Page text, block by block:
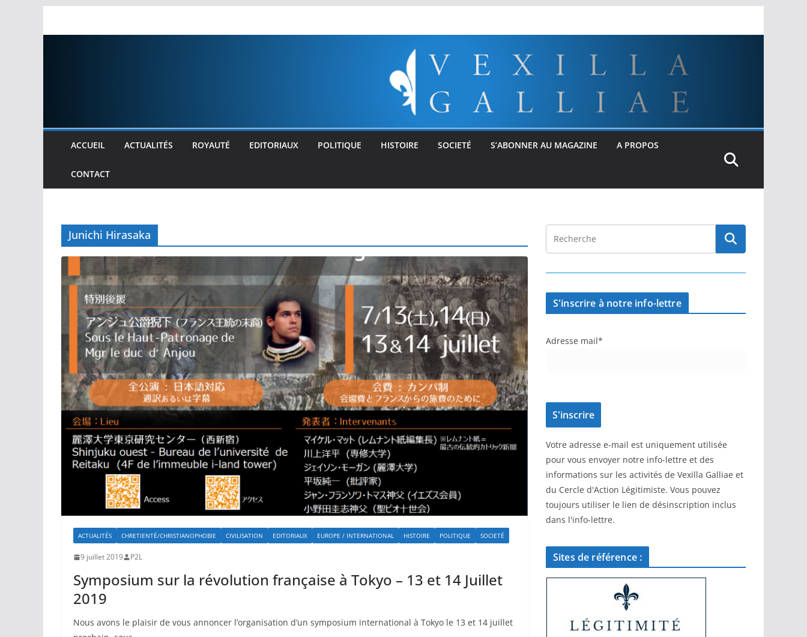
ACCUEIL ACTUALITÉS ROYAUTÉ EDITORIAUX POLITIQUE HISTOIRE SOCIETÉ S’ABONNER AU MAGAZINE A PROPOS
CONTACT
Junichi Hirasaka
ACTUALITÉS CHRETIENTÉ/CHRISTIANOPHOBIE CIVILISATION EDITORIAUX EUROPE / INTERNATIONAL HISTOIRE POLITIQUE SOCIETÉ
9 juillet 2019 P2L
Symposium sur la révolution française à Tokyo – 13 et 14 Juillet
2019
Nous avons le plaisir de vous annoncer l’organisation d’un symposium international à Tokyo le 13 et 14 juillet
S'inscrire à notre info-lettre
Adresse mail*
Votre adresse e-mail est uniquement utilisée
pour vous envoyer notre info-lettre et des
informations sur les activités de Vexilla Galliae et
du Cercle d'Action Légitimiste. Vous pouvez
toujours utiliser le lien de désinscription inclus
dans l'info-lettre.
Sites de référence :